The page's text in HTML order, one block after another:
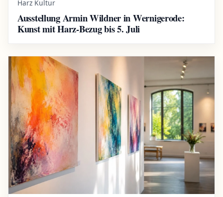
Harz Kultur
Ausstellung Armin Wildner in Wernigerode:
Kunst mit Harz-Bezug bis 5. Juli